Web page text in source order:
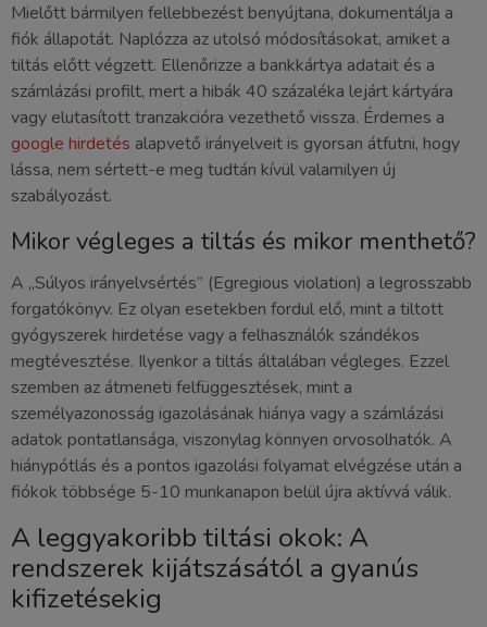
Mielőtt bármilyen fellebbezést benyújtana, dokumentálja a
fiók állapotát. Naplózza az utolsó módosításokat, amiket a
tiltás előtt végzett. Ellenőrizze a bankkártya adatait és a
számlázási profilt, mert a hibák 40 százaléka lejárt kártyára
vagy elutasított tranzakcióra vezethető vissza. Érdemes a
google hirdetés alapvető irányelveit is gyorsan átfutni, hogy
lássa, nem sértett-e meg tudtán kívül valamilyen új
szabályozást.
Mikor végleges a tiltás és mikor menthető?
A „Súlyos irányelvsértés” (Egregious violation) a legrosszabb
forgatókönyv. Ez olyan esetekben fordul elő, mint a tiltott
gyógyszerek hirdetése vagy a felhasználók szándékos
megtévesztése. Ilyenkor a tiltás általában végleges. Ezzel
szemben az átmeneti felfüggesztések, mint a
személyazonosság igazolásának hiánya vagy a számlázási
adatok pontatlansága, viszonylag könnyen orvosolhatók. A
hiánypótlás és a pontos igazolási folyamat elvégzése után a
fiókok többsége 5-10 munkanapon belül újra aktívvá válik.
A leggyakoribb tiltási okok: A
rendszerek kijátszásától a gyanús
kifizetésekig